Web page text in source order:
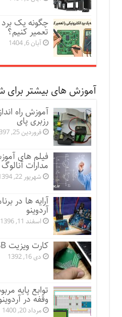
چگونه یک برد
تعمیر کنیم؟
آبان 6, 1404
آموزش های بیشتر برای
آموزش راه
رزبری پای
فروردین 25, 1397
فیلم های
مدارات آنالوگ
شهریور 22, 1394
آرایه ها در
آردوینو
اسفند 11, 1396
کارت ویزیت USB دار
دی 16, 1392
توابع پایه
وقفه در
مرداد 20, 1400